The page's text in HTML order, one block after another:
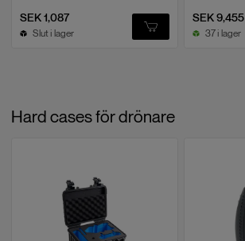
SEK 1,087
Slut i lager
SEK 9,455
37 i lager
Hard cases för drönare